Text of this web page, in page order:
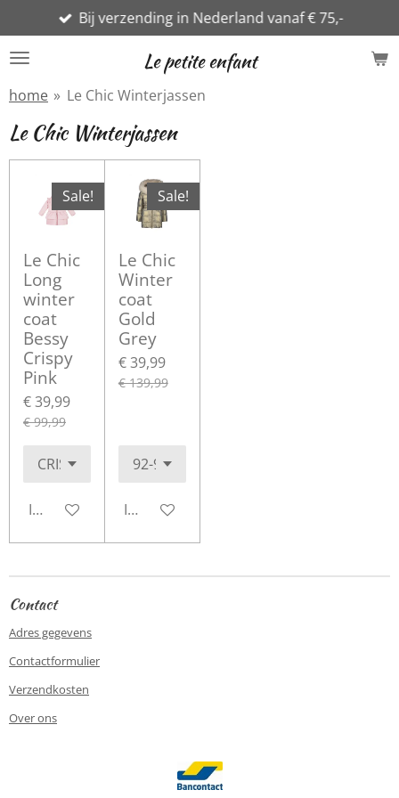
direct
naar
hoofdinhoud
Le petite enfant
Bij verzending in Nederland vanaf € 75,-
home » Le Chic Winterjassen
Le Chic Winterjassen
Sale!
Le Chic
Long
winter
coat
Bessy
Crispy
Pink
€ 39,99
€ 99,99
In winkelwagen
Sale!
Le Chic
Winter
coat
Gold
Grey
€ 39,99
€ 139,99
In winkelwagen
Contact
Adres gegevens
Contactformulier
Verzendkosten
Over ons